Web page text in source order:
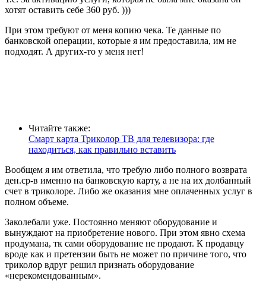
хотят оставить себе 360 руб. )))
При этом требуют от меня копию чека. Те данные по
банковской операции, которые я им предоставила, им не
подходят. А других-то у меня нет!
Читайте также:
Смарт карта Триколор ТВ для телевизора: где
находиться, как правильно вставить
Вообщем я им ответила, что требую либо полного возврата
ден.ср-в именно на банковскую карту, а не на их долбанный
счет в триколоре. Либо же оказания мне оплаченных услуг в
полном объеме.
Заколебали уже. Постоянно меняют оборудование и
вынуждают на приобретение нового. При этом явно схема
продумана, тк сами оборудование не продают. К продавцу
вроде как и претензии быть не может по причине того, что
триколор вдруг решил признать оборудование
«нерекомендованным».